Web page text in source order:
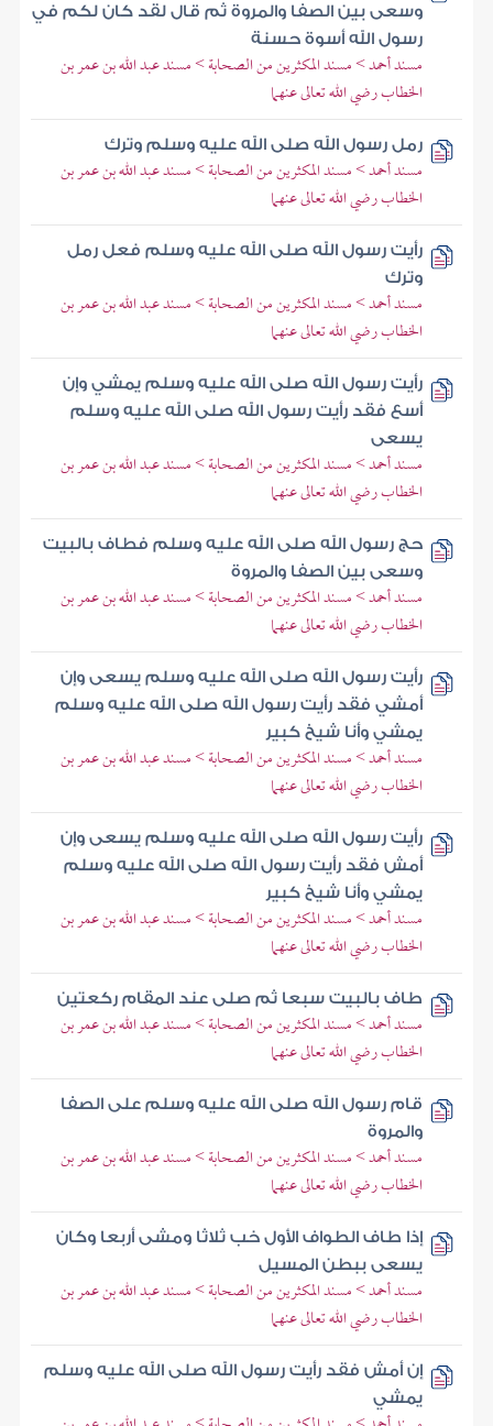
وسعى بين الصفا والمروة ثم قال لقد كان لكم في
رسول الله أسوة حسنة
مسند أحمد > مسند المكثرين من الصحابة > مسند عبد الله بن عمر بن
الخطاب رضي الله تعالى عنهما
رمل رسول الله صلى الله عليه وسلم وترك
مسند أحمد > مسند المكثرين من الصحابة > مسند عبد الله بن عمر بن
الخطاب رضي الله تعالى عنهما
رأيت رسول الله صلى الله عليه وسلم فعل رمل
وترك
مسند أحمد > مسند المكثرين من الصحابة > مسند عبد الله بن عمر بن
الخطاب رضي الله تعالى عنهما
رأيت رسول الله صلى الله عليه وسلم يمشي وإن
أسع فقد رأيت رسول الله صلى الله عليه وسلم
يسعى
مسند أحمد > مسند المكثرين من الصحابة > مسند عبد الله بن عمر بن
الخطاب رضي الله تعالى عنهما
حج رسول الله صلى الله عليه وسلم فطاف بالبيت
وسعى بين الصفا والمروة
مسند أحمد > مسند المكثرين من الصحابة > مسند عبد الله بن عمر بن
الخطاب رضي الله تعالى عنهما
رأيت رسول الله صلى الله عليه وسلم يسعى وإن
أمشي فقد رأيت رسول الله صلى الله عليه وسلم
يمشي وأنا شيخ كبير
مسند أحمد > مسند المكثرين من الصحابة > مسند عبد الله بن عمر بن
الخطاب رضي الله تعالى عنهما
رأيت رسول الله صلى الله عليه وسلم يسعى وإن
أمش فقد رأيت رسول الله صلى الله عليه وسلم
يمشي وأنا شيخ كبير
مسند أحمد > مسند المكثرين من الصحابة > مسند عبد الله بن عمر بن
الخطاب رضي الله تعالى عنهما
طاف بالبيت سبعا ثم صلى عند المقام ركعتين
مسند أحمد > مسند المكثرين من الصحابة > مسند عبد الله بن عمر بن
الخطاب رضي الله تعالى عنهما
قام رسول الله صلى الله عليه وسلم على الصفا
والمروة
مسند أحمد > مسند المكثرين من الصحابة > مسند عبد الله بن عمر بن
الخطاب رضي الله تعالى عنهما
إذا طاف الطواف الأول خب ثلاثا ومشى أربعا وكان
يسعى ببطن المسيل
مسند أحمد > مسند المكثرين من الصحابة > مسند عبد الله بن عمر بن
الخطاب رضي الله تعالى عنهما
إن أمش فقد رأيت رسول الله صلى الله عليه وسلم
يمشي